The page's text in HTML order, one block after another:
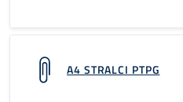
A4 STRALCI PTPG